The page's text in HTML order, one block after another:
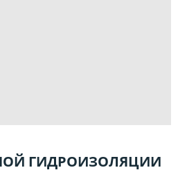
ГИДРОИЗОЛЯЦИИ